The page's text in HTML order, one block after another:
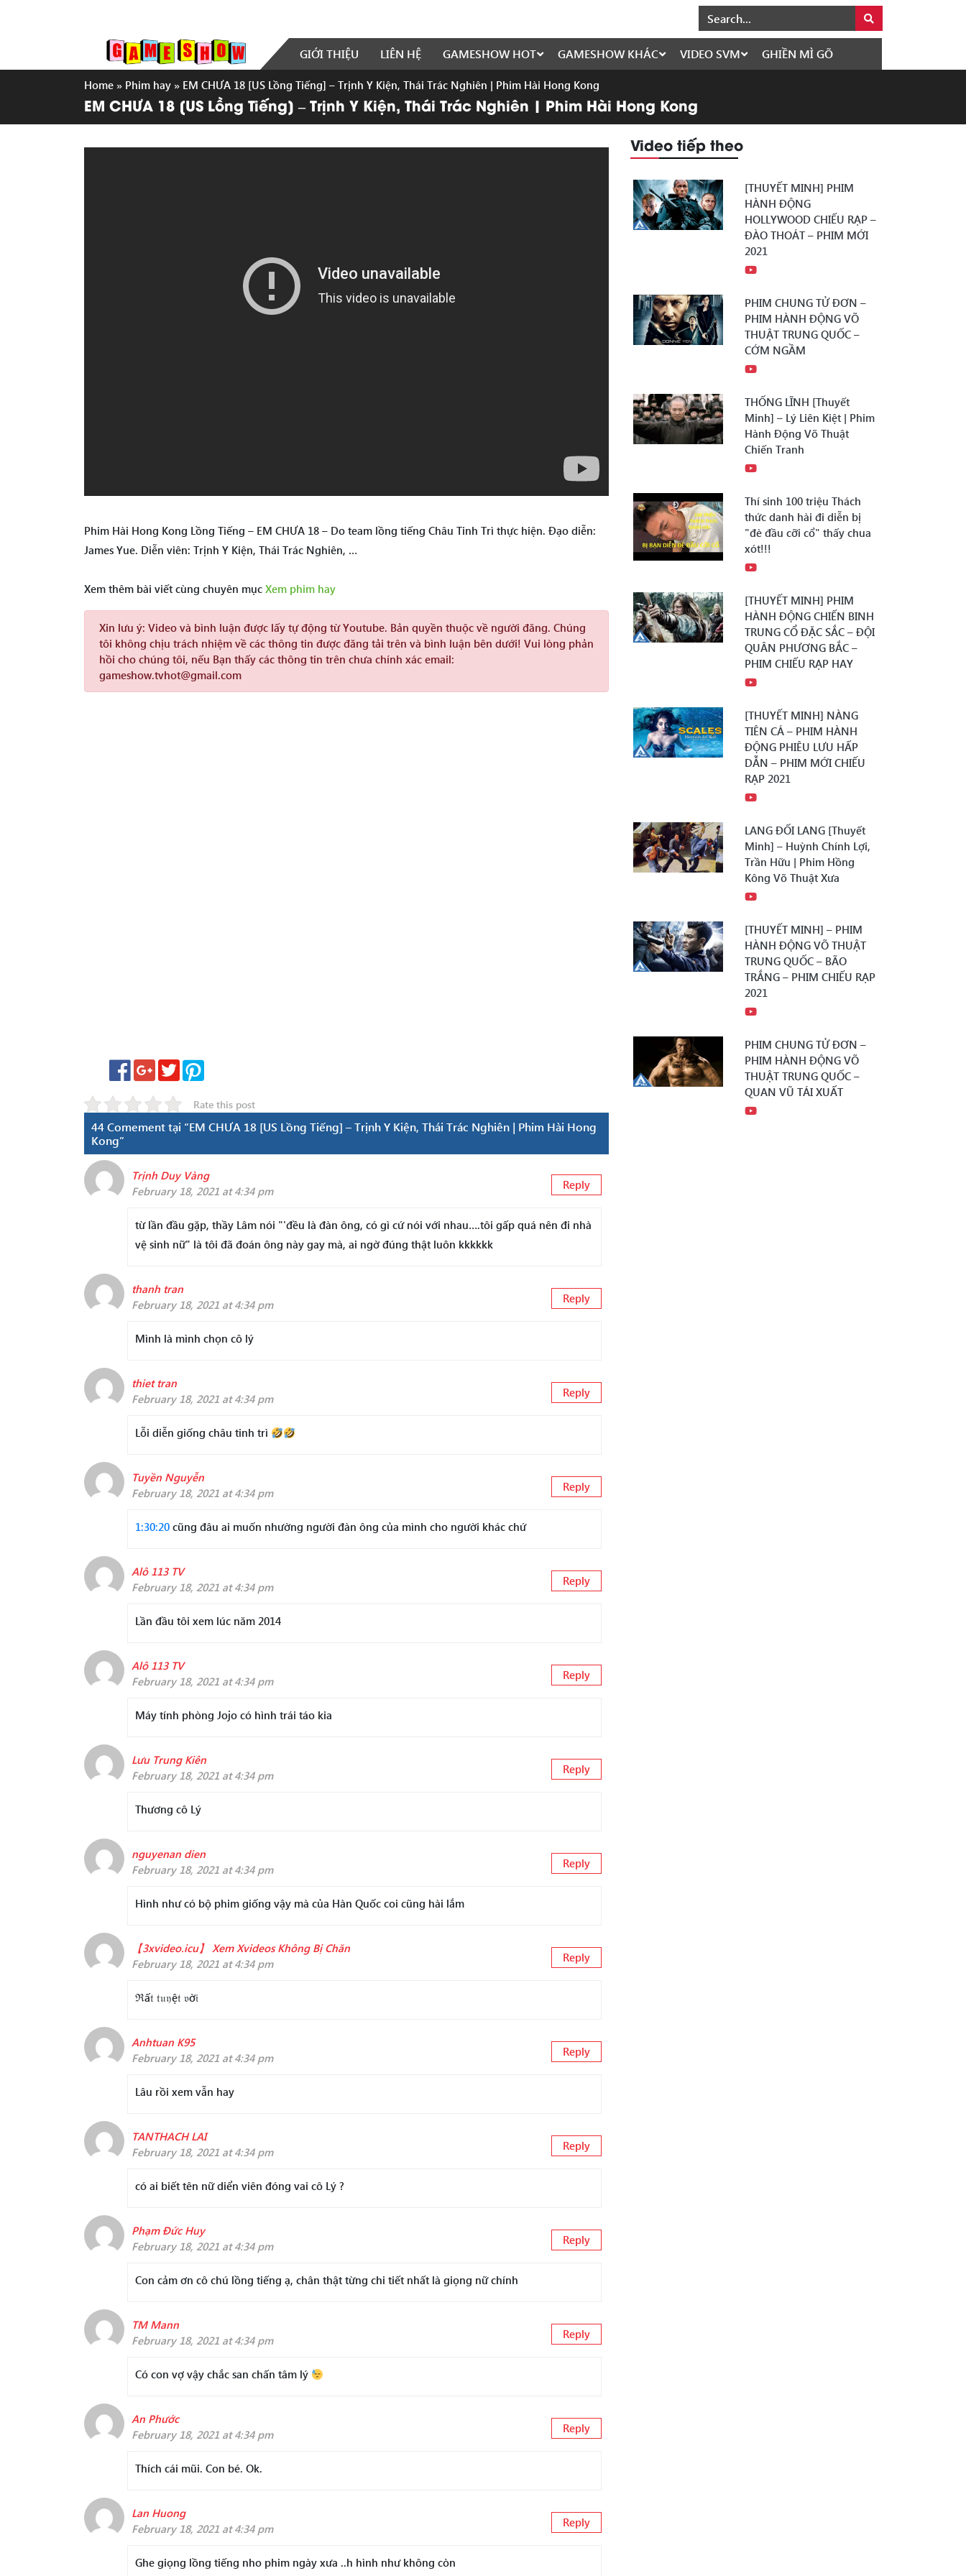
GIỚI THIỆU LIÊN HỆ GAMESHOW HOT GAMESHOW KHÁC VIDEO SVM GHIỀN MÌ GÕ
Home » Phim hay » EM CHƯA 18 [US Lồng Tiếng] – Trịnh Y Kiện, Thái Trác Nghiên | Phim Hài Hong Kong
EM CHƯA 18 [US Lồng Tiếng] – Trịnh Y Kiện, Thái Trác Nghiên | Phim Hài Hong Kong
Phim Hài Hong Kong Lồng Tiếng – EM CHƯA 18 – Do team lồng tiếng Châu Tinh Trì thực hiện. Đạo diễn:
James Yue. Diễn viên: Trịnh Y Kiện, Thái Trác Nghiên, …
Xem thêm bài viết cùng chuyên mục Xem phim hay
Xin lưu ý: Video và bình luận được lấy tự động từ Youtube. Bản quyền thuộc về người đăng. Chúng
tôi không chịu trách nhiệm về các thông tin được đăng tải trên và bình luận bên dưới! Vui lòng phản
hồi cho chúng tôi, nếu Bạn thấy các thông tin trên chưa chính xác email:
gameshow.tvhot@gmail.com
Rate this post
44 Comement tại “EM CHƯA 18 [US Lồng Tiếng] – Trịnh Y Kiện, Thái Trác Nghiên | Phim Hài Hong
Kong”
Trịnh Duy Vàng
February 18, 2021 at 4:34 pm
Reply
từ lần đầu gặp, thầy Lâm nói "'đều là đàn ông, có gì cứ nói với nhau….tôi gấp quá nên đi nhà
vệ sinh nữ" là tôi đã đoán ông này gay mà, ai ngờ đúng thật luôn kkkkkk
thanh tran
February 18, 2021 at 4:34 pm
Reply
Mình là mình chọn cô lý
thiet tran
February 18, 2021 at 4:34 pm
Reply
Lỗi diễn giống châu tinh trì
Tuyền Nguyễn
February 18, 2021 at 4:34 pm
Reply
1:30:20 cũng đâu ai muốn nhường người đàn ông của mình cho người khác chứ
Alô 113 TV
February 18, 2021 at 4:34 pm
Reply
Lần đầu tôi xem lúc năm 2014
Alô 113 TV
February 18, 2021 at 4:34 pm
Reply
Máy tính phòng Jojo có hình trái táo kia
Lưu Trung Kiên
February 18, 2021 at 4:34 pm
Reply
Thương cô Lý
nguyenan dien
February 18, 2021 at 4:34 pm
Reply
Hình như có bộ phim giống vậy mà của Hàn Quốc coi cũng hài lắm
【3xvideo.icu】 Xem Xvideos Không Bị Chăn
February 18, 2021 at 4:34 pm
Reply
ℜấ𝔱 𝔱𝔲𝔶ệ𝔱 𝔳ờ𝔦
Anhtuan K95
February 18, 2021 at 4:34 pm
Reply
Lâu rồi xem vẫn hay
TANTHACH LAI
February 18, 2021 at 4:34 pm
Reply
có ai biết tên nữ diển viên đóng vai cô Lý ?
Phạm Đức Huy
February 18, 2021 at 4:34 pm
Reply
Con cảm ơn cô chú lồng tiếng ạ, chân thật từng chi tiết nhất là giọng nữ chính
TM Mann
February 18, 2021 at 4:34 pm
Reply
Có con vợ vậy chắc san chấn tâm lý
An Phước
February 18, 2021 at 4:34 pm
Reply
Thích cái mũi. Con bé. Ok.
Lan Huong
February 18, 2021 at 4:34 pm
Reply
Ghe giọng lồng tiếng nho phim ngày xưa ..h hình như không còn
Video tiếp theo
[THUYẾT MINH] PHIM
HÀNH ĐỘNG
HOLLYWOOD CHIẾU RẠP –
ĐÀO THOÁT – PHIM MỚI
2021
PHIM CHUNG TỬ ĐƠN –
PHIM HÀNH ĐỘNG VÕ
THUẬT TRUNG QUỐC –
CỚM NGẦM
THỐNG LĨNH [Thuyết
Minh] – Lý Liên Kiệt | Phim
Hành Động Võ Thuật
Chiến Tranh
Thí sinh 100 triệu Thách
thức danh hài đi diễn bị
"đè đầu cỡi cổ" thấy chua
xót!!!
[THUYẾT MINH] PHIM
HÀNH ĐỘNG CHIẾN BINH
TRUNG CỔ ĐẶC SẮC – ĐỘI
QUÂN PHƯƠNG BẮC –
PHIM CHIẾU RẠP HAY
[THUYẾT MINH] NÀNG
TIÊN CÁ – PHIM HÀNH
ĐỘNG PHIÊU LƯU HẤP
DẪN – PHIM MỚI CHIẾU
RẠP 2021
LANG ĐỐI LANG [Thuyết
Minh] – Huỳnh Chính Lợi,
Trần Hữu | Phim Hồng
Kông Võ Thuật Xưa
[THUYẾT MINH] – PHIM
HÀNH ĐỘNG VÕ THUẬT
TRUNG QUỐC – BÃO
TRẮNG – PHIM CHIẾU RẠP
2021
PHIM CHUNG TỬ ĐƠN –
PHIM HÀNH ĐỘNG VÕ
THUẬT TRUNG QUỐC –
QUAN VŨ TÁI XUẤT